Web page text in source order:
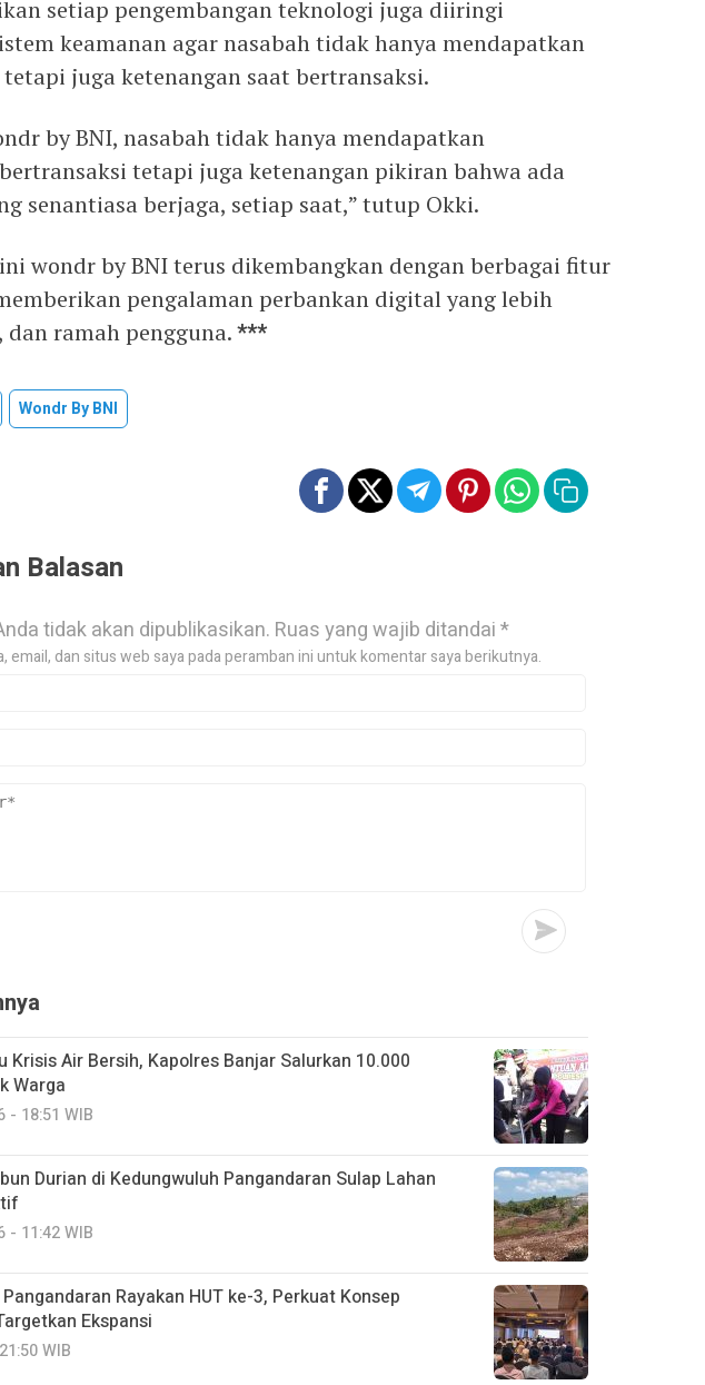
setiap pengembangan teknologi juga diiringi
keamanan agar nasabah tidak hanya mendapatkan
juga ketenangan saat bertransaksi.
by BNI, nasabah tidak hanya mendapatkan
tetapi juga ketenangan pikiran bahwa ada
senantiasa berjaga, setiap saat,” tutup Okki.
wondr by BNI terus dikembangkan dengan berbagai fitur
pengalaman perbankan digital yang lebih
dan ramah pengguna.***
Wondr By BNI
Balasan
tidak akan dipublikasikan. Ruas yang wajib ditandai*
email, dan situs web saya pada peramban ini untuk komentar saya berikutnya.
Krisis Air Bersih, Kapolres Banjar Salurkan 10.000
Warga
- 18:51 WIB
Durian di Kedungwuluh Pangandaran Sulap Lahan
- 11:42 WIB
Rayakan HUT ke-3, Perkuat Konsep
Ekspansi
WIB